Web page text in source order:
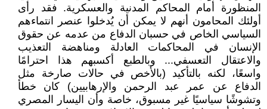
المنظورة أمام المحاكم المدنية والعسكرية. فقد رأى
أولئك المحامون أنهم لا يمكن أن يُدخلوا عنصر انتماءهم
السياسي الخاص في حسبان الدفاع من عدمه عن حقوق
الإنسان في المحاكمات العادلة ومناهضة التعذيب
والاعتقال التعسفي... وبالطبع أكسبهم هذا احترامًا
واسعًا، لكنه بالتأكيد (بالأخص في حالات صارخة مثل
الدفاع عن عمر عبد الرحمن والإرهابيين) كان خطأ
وتشوشًا سياسيًا غير مسبوق، خاصة وأن اليسار المصري